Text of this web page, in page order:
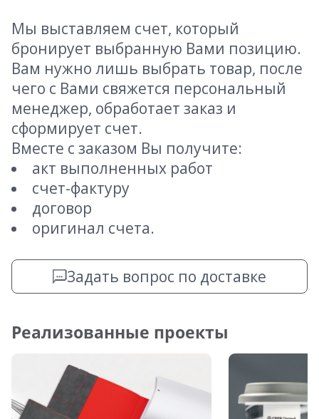
Мы выставляем счет, который
бронирует выбранную Вами позицию.
Вам нужно лишь выбрать товар, после
чего с Вами свяжется персональный
менеджер, обработает заказ и
сформирует счет.
Вместе с заказом Вы получите:
акт выполненных работ
счет-фактуру
договор
оригинал счета.
Задать вопрос по доставке
Реализованные проекты